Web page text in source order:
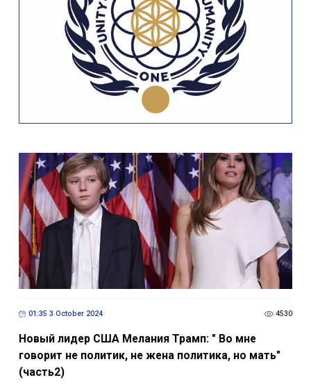
01:35 3 October 2024 4530
Новый лидер США Мелания Трамп: " Во мне
говорит не политик, не жена политика, но мать"
(часть2)